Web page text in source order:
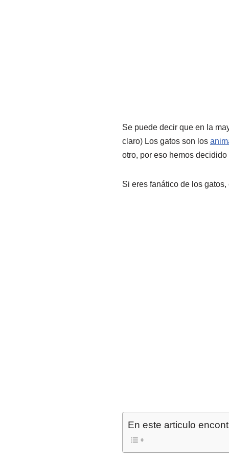
Se puede decir que en la
claro) Los gatos son los
otro, por eso hemos
Si eres fanático de los gatos,
En este articulo